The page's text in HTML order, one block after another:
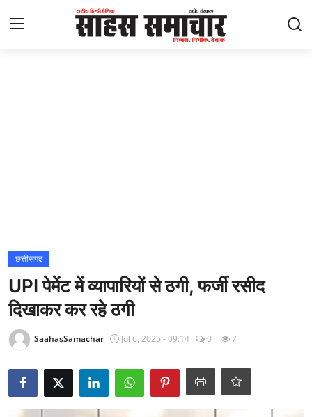
राज्य
अंतराष्ट्रीय
Epaper
छत्तीसगढ
UPI पेमेंट में व्यापारियों से ठगी, फर्जी रसीद
दिखाकर कर रहे ठगी
SaahasSamachar Jul 6, 2025 - 09:14 0 7